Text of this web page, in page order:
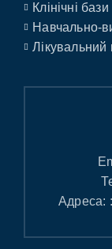
Клінічні бази
Навчально-
Лікувальний
Адреса: